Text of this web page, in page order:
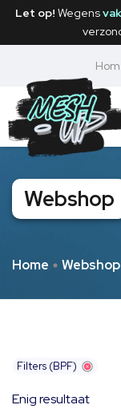
Let op! Wegens
Home Webshop
Webshop
Filters (BPF)
Enig resultaat